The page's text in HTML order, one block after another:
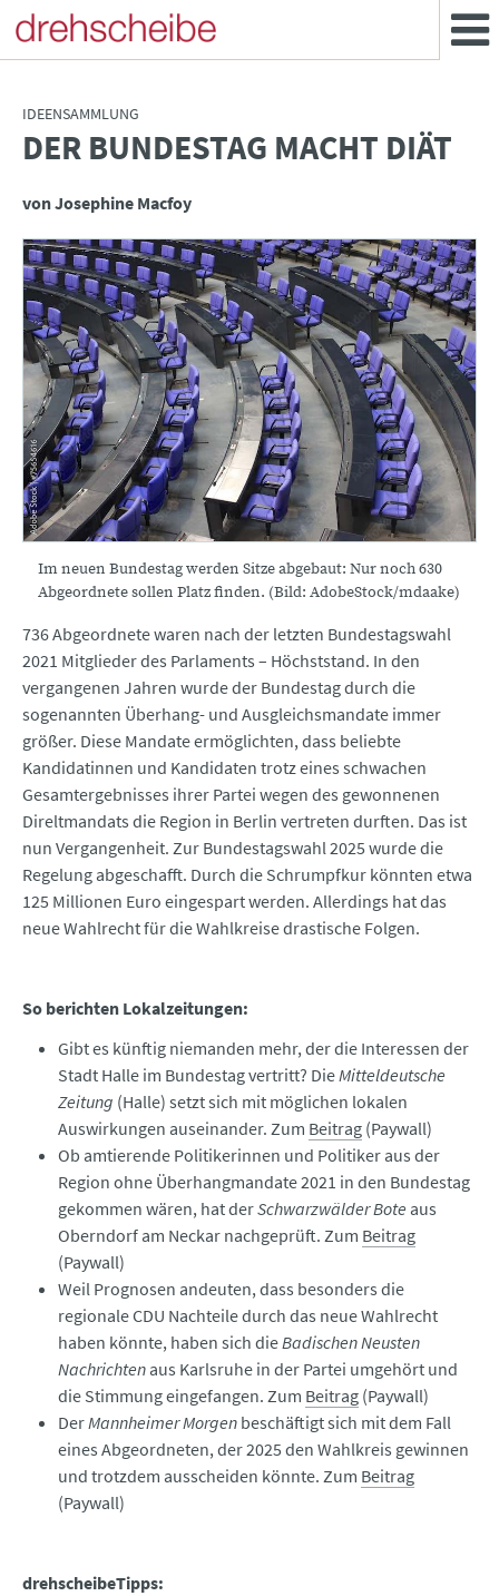
IDEENSAMMLUNG
:DER BUNDESTAG MACHT DIÄT
von Josephine Macfoy
Im neuen Bundestag werden Sitze abgebaut: Nur noch 630
Abgeordnete sollen Platz finden. (Bild: AdobeStock/mdaake)
736 Abgeordnete waren nach der letzten Bundestagswahl
2021 Mitglieder des Parlaments – Höchststand. In den
vergangenen Jahren wurde der Bundestag durch die
sogenannten Überhang- und Ausgleichsmandate immer
größer. Diese Mandate ermöglichten, dass beliebte
Kandidatinnen und Kandidaten trotz eines schwachen
Gesamtergebnisses ihrer Partei wegen des gewonnenen
Direltmandats die Region in Berlin vertreten durften. Das ist
nun Vergangenheit. Zur Bundestagswahl 2025 wurde die
Regelung abgeschafft. Durch die Schrumpfkur könnten etwa
125 Millionen Euro eingespart werden. Allerdings hat das
neue Wahlrecht für die Wahlkreise drastische Folgen.
So berichten Lokalzeitungen:
Gibt es künftig niemanden mehr, der die Interessen der
Stadt Halle im Bundestag vertritt? DieMitteldeutsche
Zeitung (Halle) setzt sich mit möglichen lokalen
Auswirkungen auseinander. Zum Beitrag (Paywall)
Ob amtierende Politikerinnen und Politiker aus der
Region ohne Überhangmandate 2021 in den Bundestag
gekommen wären, hat derSchwarzwälder Bote aus
Oberndorf am Neckar nachgeprüft. Zum Beitrag
(Paywall)
Weil Prognosen andeuten, dass besonders die
regionale CDU Nachteile durch das neue Wahlrecht
haben könnte, haben sich dieBadischen Neusten
Nachrichten aus Karlsruhe in der Partei umgehört und
die Stimmung eingefangen. Zum Beitrag (Paywall)
DerMannheimer Morgen beschäftigt sich mit dem Fall
eines Abgeordneten, der 2025 den Wahlkreis gewinnen
und trotzdem ausscheiden könnte. Zum Beitrag
(Paywall)
drehscheibeTipps: